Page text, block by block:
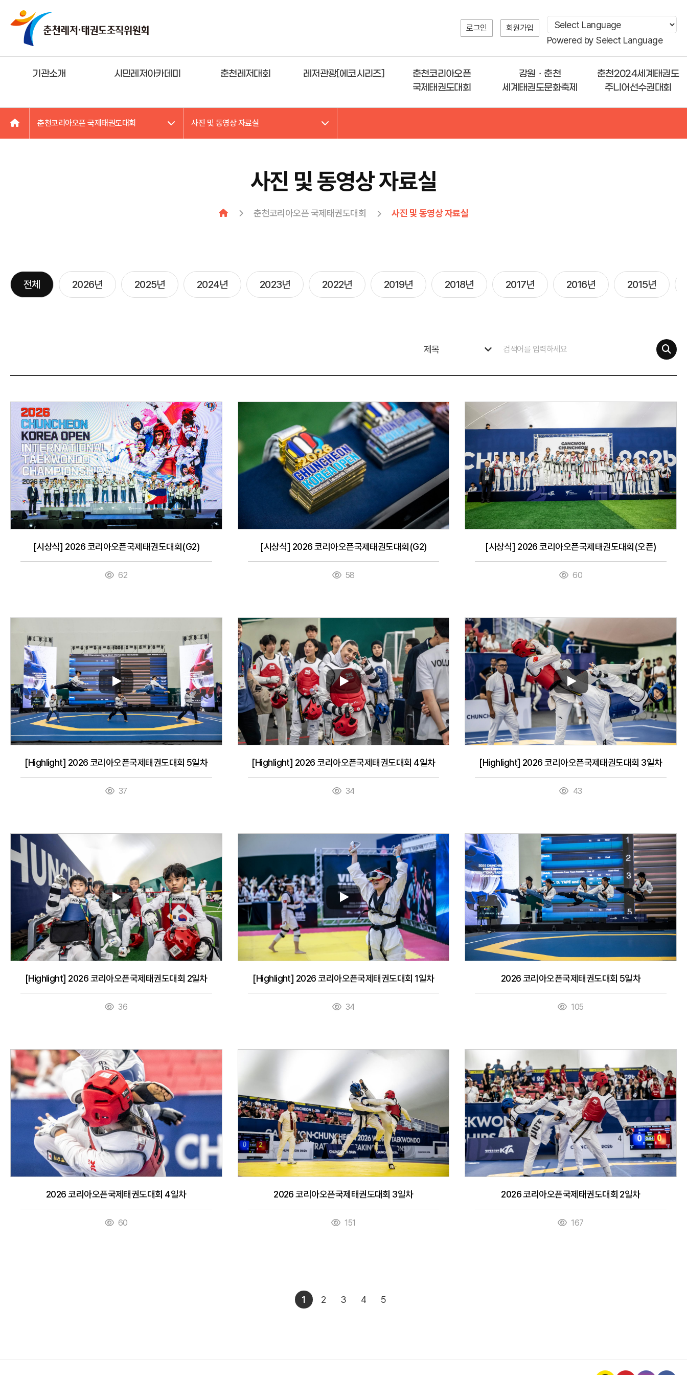
로그인 회원가입
Powered bySelect Language
기관소개 시민레저아카데미 춘천레저대회 레저관광[에코시리즈]
춘천코리아오픈
국제태권도대회
강원ㆍ춘천
세계태권도문화축제
춘천2024세계태권도
주니어선수권대회
춘천코리아오픈 국제태권도대회 사진 및 동영상 자료실
사진 및 동영상 자료실
춘천코리아오픈 국제태권도대회 사진 및 동영상 자료실
전체 2026년 2025년 2024년 2023년 2022년 2019년 2018년 2017년 2016년 2015년
제목
[시상식] 2026 코리아오픈국제태권도대회(G2)
62
[시상식] 2026 코리아오픈국제태권도대회(G2)
58
[시상식] 2026 코리아오픈국제태권도대회(오픈)
60
[Highlight] 2026 코리아오픈국제태권도대회 5일차
37
[Highlight] 2026 코리아오픈국제태권도대회 4일차
34
[Highlight] 2026 코리아오픈국제태권도대회 3일차
43
[Highlight] 2026 코리아오픈국제태권도대회 2일차
36
[Highlight] 2026 코리아오픈국제태권도대회 1일차
34
2026 코리아오픈국제태권도대회 5일차
105
2026 코리아오픈국제태권도대회 4일차
60
2026 코리아오픈국제태권도대회 3일차
151
2026 코리아오픈국제태권도대회 2일차
167
1 2 3 4 5